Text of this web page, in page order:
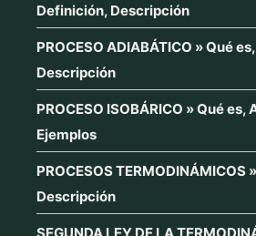
Definición, Descripción
PROCESO ADIABÁTICO » Qué
Descripción
PROCESO ISOBÁRICO » Qué
Ejemplos
PROCESOS TERMODINÁMICOS
Descripción